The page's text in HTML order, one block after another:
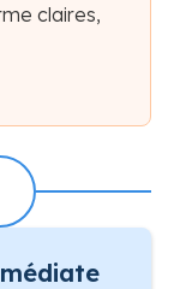
claires,